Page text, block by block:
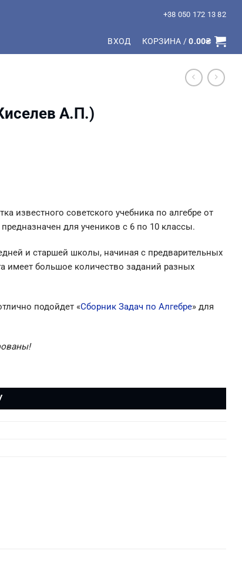
+38 050 172 13 82
ВХОД КОРЗИНА /0.00₴
А.П.)
известного советского учебника по алгебре от
для учеников с 6 по 10 классы.
и старшей школы, начиная с предварительных
имеет большое количество заданий разных
подойдет «Сборник Задач по Алгебре» для